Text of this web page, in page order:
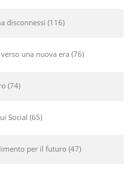
disconnessi 116
una nuova era 76
74
Social 65
per il futuro 47